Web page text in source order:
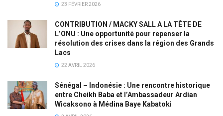
23 FÉVRIER 2026
CONTRIBUTION / MACKY SALL A LA TÊTE DE
L’ONU : Une opportunité pour repenser la
résolution des crises dans la région des Grands
Lacs
22 AVRIL 2026
Sénégal – Indonésie : Une rencontre historique
entre Cheikh Baba et l’Ambassadeur Ardian
Wicaksono à Médina Baye Kabatoki